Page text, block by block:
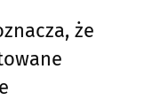
że